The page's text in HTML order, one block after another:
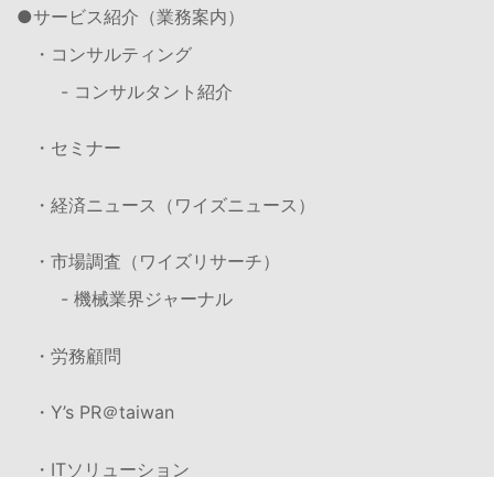
サービス紹介（業務案内）
・コンサルティング
- コンサルタント紹介
・セミナー
・経済ニュース（ワイズニュース）
・市場調査（ワイズリサーチ）
- 機械業界ジャーナル
・労務顧問
・Y’s PR＠taiwan
・ITソリューション